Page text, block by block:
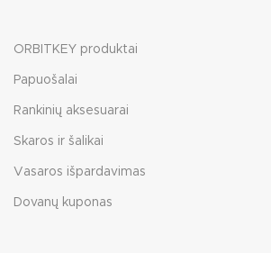
ORBITKEY produktai
Papuošalai
Rankinių aksesuarai
Skaros ir šalikai
Vasaros išpardavimas
Dovanų kuponas